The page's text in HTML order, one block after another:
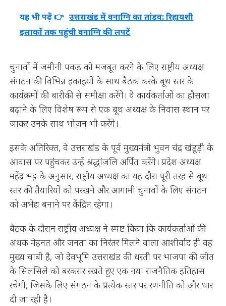
यह भी पढ़ें 👉 उत्तराखंड में वनाग्नि का तांडव: रिहायशी
इलाकों तक पहुंची वनाग्नि की लपटें
चुनावों में जमीनी पकड़ को मजबूत करने के लिए राष्ट्रीय अध्यक्ष
संगठन की विभिन्न इकाइयों के साथ बैठक करके बूथ स्तर के
कार्यक्रमों की बारीकी से समीक्षा करेंगे। वे कार्यकर्ताओं का हौसला
बढ़ाने के लिए विशेष रूप से एक बूथ अध्यक्ष के निवास स्थान पर
जाकर उनके साथ भोजन भी करेंगे।
इसके अतिरिक्त, वे उत्तराखंड के पूर्व मुख्यमंत्री भुवन चंद्र खंडूड़ी के
आवास पर पहुंचकर उन्हें श्रद्धांजलि अर्पित करेंगे। प्रदेश अध्यक्ष
महेंद्र भट्ट के अनुसार, राष्ट्रीय अध्यक्ष का यह दौरा पूरी तरह से बूथ
स्तर की तैयारियों को परखने और आगामी चुनावों के लिए संगठन
को अभेद्य बनाने पर केंद्रित रहेगा।
बैठक के दौरान राष्ट्रीय अध्यक्ष ने स्पष्ट किया कि कार्यकर्ताओं की
अथक मेहनत और जनता का निरंतर मिलने वाला आशीर्वाद ही वह
मुख्य चाबी है, जो देवभूमि उत्तराखंड की धरती पर भाजपा की जीत
के सिलसिले को बरकरार रखते हुए एक नया राजनैतिक इतिहास
रचेगी, जिसके लिए संगठन के प्रत्येक स्तर पर रणनीति को और धार
दी जा रही है।